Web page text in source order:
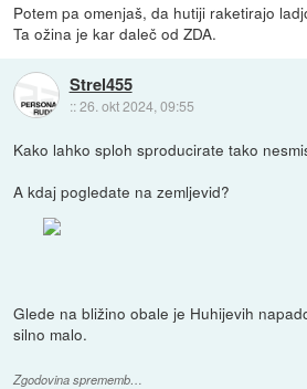
Potem pa omenjaš, da hutiji raketirajo
Ta ožina je kar daleč od ZDA.
Strel455
::26. okt 2024, 09:55
Kako lahko sploh sproducirate tako
A kdaj pogledate na zemljevid?
Glede na bližino obale je Huhijevih
silno malo.
Zgodovina sprememb…